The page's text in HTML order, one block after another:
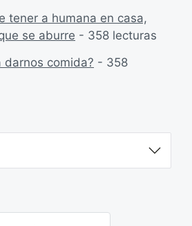
tener a humana en casa,
se aburre - 358 lecturas
darnos comida? - 358